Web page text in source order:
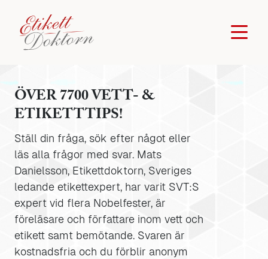
ÖVER 7700 VETT- &
ETIKETTTIPS!
Ställ din fråga, sök efter något eller
läs alla frågor med svar. Mats
Danielsson, Etikettdoktorn, Sveriges
ledande etikettexpert, har varit SVT:S
expert vid flera Nobelfester, är
föreläsare och författare inom vett och
etikett samt bemötande. Svaren är
kostnadsfria och du förblir anonym